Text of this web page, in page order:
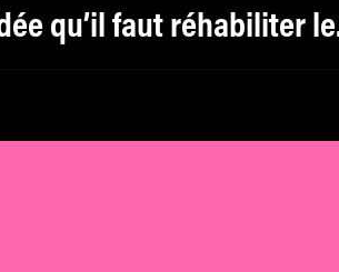
qu’il faut réhabiliter le